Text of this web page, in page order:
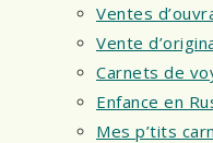
Ventes
Vente
Carnets de
Enfance en
Mes p’tits